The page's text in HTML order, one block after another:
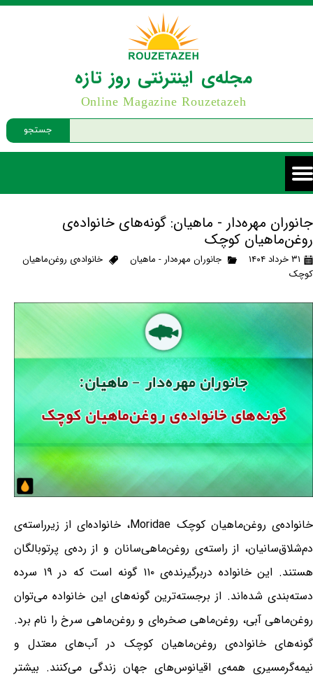
جستجو
مجله‌ی اینترنتی روز تازه
Online Magazine Rouzetazeh
جانوران مهره‌دار - ماهیان: گونه‌های خانواده‌ی
روغن‌ماهیان کوچک
۳۱ خرداد ۱۴۰۴ جانوران مهره‌دار - ماهیان
خانواده‌ی روغن‌ماهیان
کوچک
خانواده‌ی روغن‌ماهیان کوچک Moridae، خانواده‌ای از زیرراسته‌ی
دم‌شلاق‌سانیان، از راسته‌ی روغن‌ماهی‌سانان و از رده‌ی پرتوبالگان
هستند. این خانواده دربرگیرنده‌ی ۱۱۰ گونه است که در ۱۹ سرده
دسته‌بندی شده‌اند. از برجسته‌ترین گونه‌های این خانواده می‌توان
روغن‌ماهی آبی، روغن‌ماهی صخره‌ای و روغن‌ماهی سرخ را نام برد.
گونه‌های خانواده‌ی روغن‌ماهیان کوچک در آب‌های معتدل و
نیمه‌گرمسیری همه‌ی اقیانوس‌های جهان زندگی می‌کنند. بیشتر